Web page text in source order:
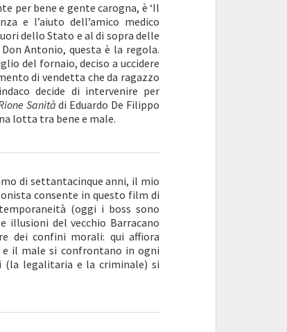
per bene e gente carogna, è ‘Il
e l’aiuto dell’amico medico
dello Stato e al di sopra delle
Antonio, questa è la regola.
del fornaio, deciso a uccidere
di vendetta che da ragazzo
decide di intervenire per
Sanità di Eduardo De Filippo
lotta tra bene e male.
di settantacinque anni, il mio
consente in questo film di
(oggi i boss sono
illusioni del vecchio Barracano
dei confini morali: qui affiora
e il male si confrontano in ogni
(la legalitaria e la criminale) si